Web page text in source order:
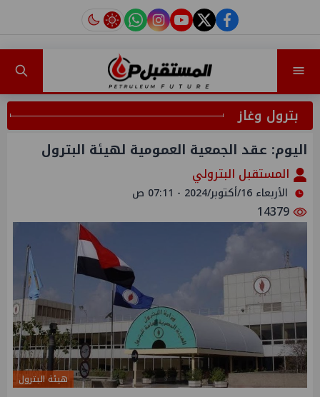
facebook
twitter
youtube
instagram
tiktok
بترول وغاز
اليوم: عقد الجمعية العمومية لهيئة البترول
المستقبل البترولي
الأربعاء 16/أكتوبر/2024 - 07:11 ص
هيئة البترول